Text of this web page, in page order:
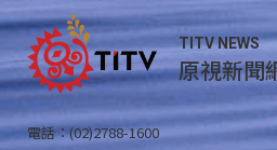
TITV NEWS
原視新聞
電話：(02)2788-1600